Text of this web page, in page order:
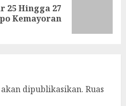
25 Hingga 27
Kemayoran
dipublikasikan. Ruas